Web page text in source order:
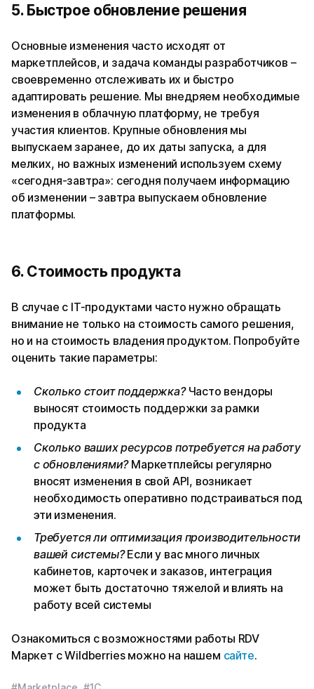
5. Быстрое обновление решения
Основные изменения часто исходят от
маркетплейсов, и задача команды разработчиков –
своевременно отслеживать их и быстро
адаптировать решение. Мы внедряем необходимые
изменения в облачную платформу, не требуя
участия клиентов. Крупные обновления мы
выпускаем заранее, до их даты запуска, а для
мелких, но важных изменений используем схему
«сегодня-завтра»: сегодня получаем информацию
об изменении – завтра выпускаем обновление
платформы.
6. Стоимость продукта
В случае с IT-продуктами часто нужно обращать
внимание не только на стоимость самого решения,
но и на стоимость владения продуктом. Попробуйте
оценить такие параметры:
Сколько стоит поддержка?Часто вендоры
выносят стоимость поддержки за рамки
продукта
Сколько ваших ресурсов потребуется на работу
с обновлениями?Маркетплейсы регулярно
вносят изменения в свой API, возникает
необходимость оперативно подстраиваться под
эти изменения.
Требуется ли оптимизация производительности
вашей системы?Если у вас много личных
кабинетов, карточек и заказов, интеграция
может быть достаточно тяжелой и влиять на
работу всей системы
Ознакомиться с возможностями работы RDV
Маркет с Wildberries можно на нашем сайте.